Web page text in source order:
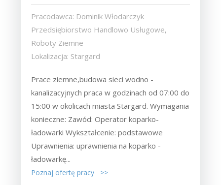
Pracodawca: Dominik Włodarczyk
Przedsiębiorstwo Handlowo Usługowe,
Roboty Ziemne
Lokalizacja: Stargard
Prace ziemne,budowa sieci wodno -
kanalizacyjnych praca w godzinach od 07:00 do
15:00 w okolicach miasta Stargard. Wymagania
konieczne: Zawód: Operator koparko-
ładowarki Wykształcenie: podstawowe
Uprawnienia: uprawnienia na koparko -
ładowarkę...
Poznaj ofertę pracy >>